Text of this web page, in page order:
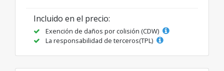
Incluido en el precio:
Exención de daños por colisión (CDW)
La responsabilidad de terceros(TPL)